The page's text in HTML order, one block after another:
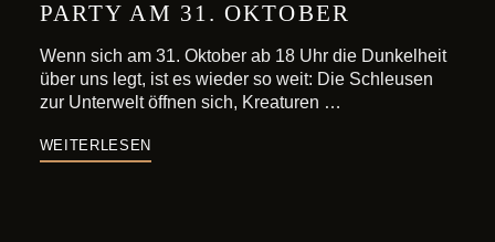
PARTY AM 31. OKTOBER
Wenn sich am 31. Oktober ab 18 Uhr die Dunkelheit
über uns legt, ist es wieder so weit: Die Schleusen
zur Unterwelt öffnen sich, Kreaturen …
WEITERLESEN